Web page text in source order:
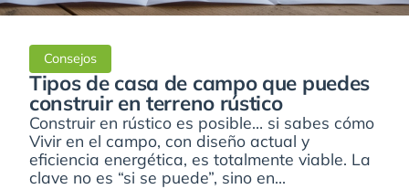
Consejos
Tipos de casa de campo que puedes
construir en terreno rústico
Construir en rústico es posible… si sabes cómo
Vivir en el campo, con diseño actual y
eficiencia energética, es totalmente viable. La
clave no es “si se puede”, sino en...